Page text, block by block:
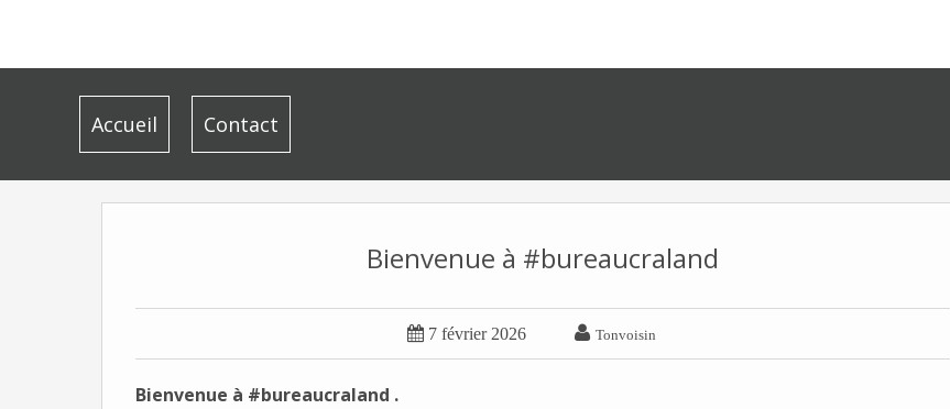
Accueil Contact
Bienvenue à #bureaucraland
 7 février 2026  Tonvoisin
Bienvenue à #bureaucraland .